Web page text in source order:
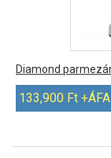
Diamond
133,900 Ft +ÁFA